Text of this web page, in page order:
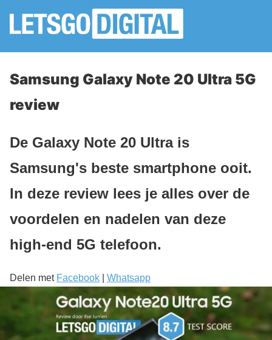
Samsung Galaxy Note 20 Ultra 5G
review
De Galaxy Note 20 Ultra is
Samsung's beste smartphone ooit.
In deze review lees je alles over de
voordelen en nadelen van deze
high-end 5G telefoon.
Delen met Facebook Whatsapp